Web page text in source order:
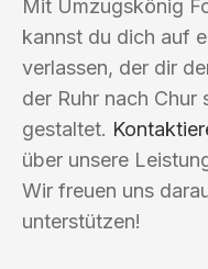
Mit Umzugskönig
kannst du dich auf
verlassen, der dir
der Ruhr nach Chur
gestaltet.
über unsere
Wir freuen uns
unterstützen!